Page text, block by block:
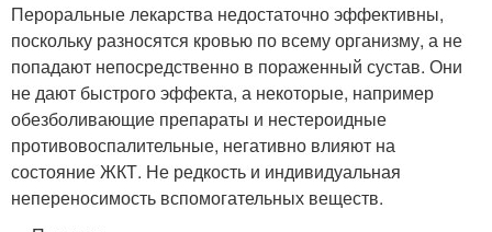
Пероральные лекарства недостаточно эффективны,
поскольку разносятся кровью по всему организму, а не
попадают непосредственно в пораженный сустав. Они
не дают быстрого эффекта, а некоторые, например
обезболивающие препараты и нестероидные
противовоспалительные, негативно влияют на
состояние ЖКТ. Не редкость и индивидуальная
непереносимость вспомогательных веществ.